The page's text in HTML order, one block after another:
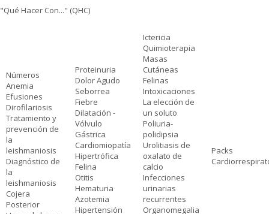
"Qué Hacer Con..." (QHC)
Números
Anemia
Efusiones
Dirofilariosis
Tratamiento y
prevención de
la
leishmaniosis
Diagnóstico de
la
leishmaniosis
Cojera
Posterior
Proteinuria
Dolor Agudo
Seborrea
Fiebre
Dilatación -
Vólvulo
Gástrica
Cardiomiopatía
Hipertrófica
Felina
Otitis
Hematuria
Azotemia
Hipertensión
Ictericia
Quimioterapia
Masas
Cutáneas
Felinas
Intoxicaciones
La elección de
un soluto
Poliuria-
polidipsia
Urolitiasis de
oxalato de
calcio
Infecciones
urinarias
recurrentes
Organomegalia
Packs